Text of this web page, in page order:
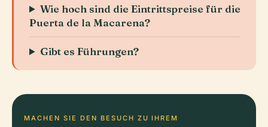
Wie hoch sind die Eintrittspreise für die
Puerta de la Macarena?
Gibt es Führungen?
MACHEN SIE DEN BESUCH ZU IHREM